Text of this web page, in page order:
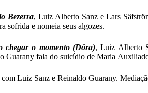
Bezerra, Luiz Alberto Sanz e Lars
sofrida e nomeia seus algozes.
chegar o momento (Dôra), Luiz Alberto
Guarany fala do suicídio de Maria
Luiz Sanz e Reinaldo Guarany.